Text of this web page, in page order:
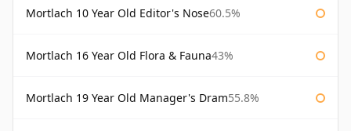
Mortlach 10 Year Old Editor's Nose60.5%
Mortlach 16 Year Old Flora & Fauna43%
Mortlach 19 Year Old Manager's Dram55.8%